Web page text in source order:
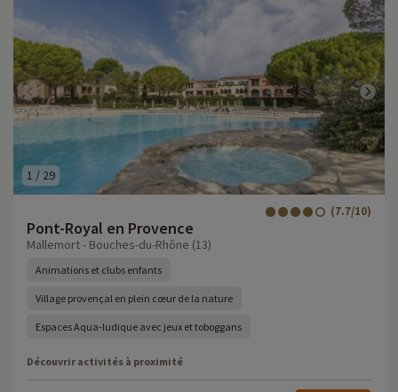
1 / 29
Pont-Royal en Provence
(7.7/10)
Mallemort - Bouches-du-Rhône (13)
Animations et clubs enfants
Village provençal en plein cœur de la nature
Espaces Aqua-ludique avec jeux et toboggans
Découvrir activités à proximité